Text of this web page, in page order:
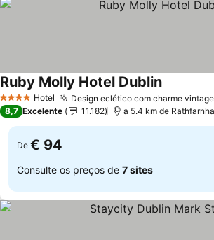
4 EstrelasHotel Design eclético com charme vintage
Ruby Molly Hotel DublinVer preços
8,7 Excelente 11.182 a 5.4 km de
De € 94
Consulte os preços de 7 sites